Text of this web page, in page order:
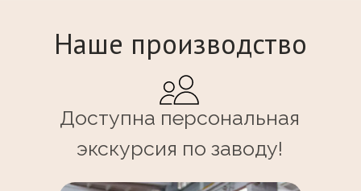
Наше производство
Доступна персональная
экскурсия по заводу!